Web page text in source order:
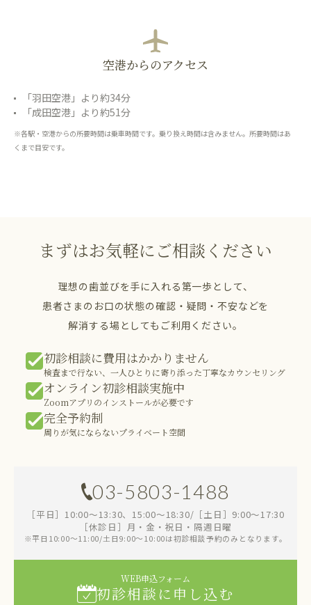
空港からのアクセス
「羽田空港」より約34分
「成田空港」より約51分
※各駅・空港からの所要時間は乗車時間です。乗り換え時間は含みません。所要時間はあ
くまで目安です。
まずはお気軽にご相談ください
理想の歯並びを手に入れる第一歩として、
患者さまのお口の状態の確認・疑問・不安などを
解消する場としてもご利用ください。
初診相談に費用はかかりません
検査まで行ない、一人ひとりに寄り添った丁寧なカウンセリング
オンライン初診相談実施中
Zoomアプリのインストールが必要です
完全予約制
周りが気にならないプライベート空間
03-5803-1488
［平日］10:00～13:30、15:00～18:30/［土日］9:00～17:30
［休診日］月・金・祝日・隔週日曜
※平日10:00～11:00/土日9:00～10:00は初診相談予約のみとなります。
WEB申込フォーム
初診相談に申し込む